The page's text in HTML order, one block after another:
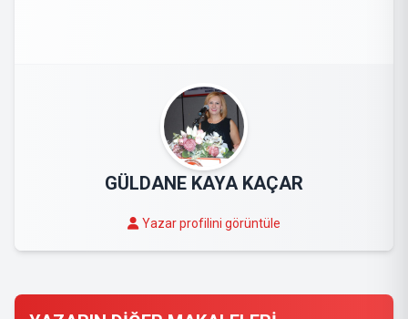
GÜLDANE KAYA KAÇAR
Yazar profilini görüntüle